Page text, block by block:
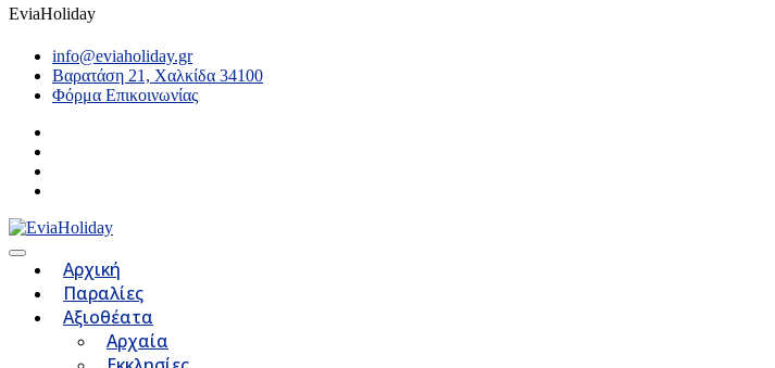
EviaHoliday
info@eviaholiday.gr
Βαρατάση 21, Χαλκίδα 34100
Φόρμα Επικοινωνίας
Αρχική
Παραλίες
Αξιοθέατα
Αρχαία